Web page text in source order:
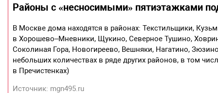
Районы с «несносимыми» пятиэтажками
В Москве дома находятся в районах: Текстильщики,
в Хорошево–Мневники, Щукино, Северное Тушино,
Соколиная Гора, Новогиреево, Вешняки, Нагатино,
небольших количествах в ряде других районов, в том
в Пречистенках)
Источник: mgn495.ru